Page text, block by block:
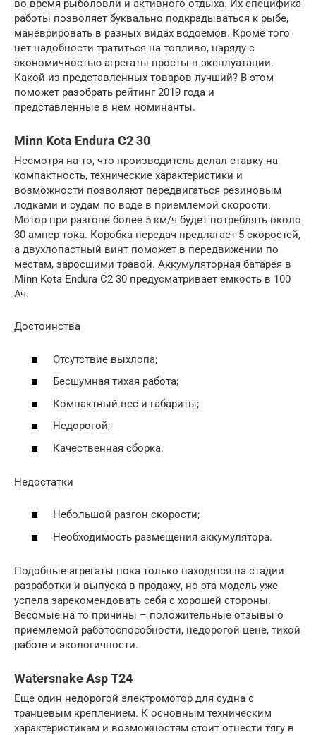
во время рыболовли и активного отдыха. Их специфика
работы позволяет буквально подкрадываться к рыбе,
маневрировать в разных видах водоемов. Кроме того
нет надобности тратиться на топливо, наряду с
экономичностью агрегаты просты в эксплуатации.
Какой из представленных товаров лучший? В этом
поможет разобрать рейтинг 2019 года и
представленные в нем номинанты.
Minn Kota Endura C2 30
Несмотря на то, что производитель делал ставку на
компактность, технические характеристики и
возможности позволяют передвигаться резиновым
лодками и судам по воде в приемлемой скорости.
Мотор при разгоне более 5 км/ч будет потреблять около
30 ампер тока. Коробка передач предлагает 5 скоростей,
а двухлопастный винт поможет в передвижении по
местам, заросшими травой. Аккумуляторная батарея в
Minn Kota Endura C2 30 предусматривает емкость в 100
Ач.
Достоинства
Отсутствие выхлопа;
Бесшумная тихая работа;
Компактный вес и габариты;
Недорогой;
Качественная сборка.
Недостатки
Небольшой разгон скорости;
Необходимость размещения аккумулятора.
Подобные агрегаты пока только находятся на стадии
разработки и выпуска в продажу, но эта модель уже
успела зарекомендовать себя с хорошей стороны.
Весомые на то причины – положительные отзывы о
приемлемой работоспособности, недорогой цене, тихой
работе и экологичности.
Watersnake Asp T24
Еще один недорогой электромотор для судна с
транцевым креплением. К основным техническим
характеристикам и возможностям стоит отнести тягу в